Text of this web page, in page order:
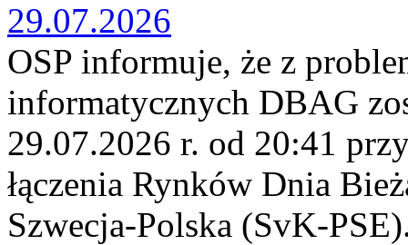
29.07.2026
OSP informuje, że z
informatycznych DBAG
29.07.2026 r. od 20:41
łączenia Rynków Dnia
Szwecja-Polska (SvK-